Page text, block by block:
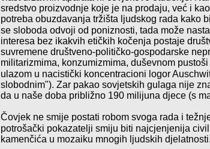
sredstvo proizvodnje koje je na prodaju, već i
potreba obuzdavanja tržišta ljudskog rada kako
se sloboda odvoji od poniznosti, tada može
interesa bez ikakvih etičkih kočenja postaje
suvremene društveno-političko-gospodarske
militarizmima, konzumizmima, duševnom
ulazom u nacistički koncentracioni logor
slobodnim"). Zar pakao sovjetskih gulaga nije
da u naše doba približno 190 milijuna djece (s
Čovjek ne smije postati robom svoga rada i
potrošački pokazatelji smiju biti najcjenjenija
kamenčića u mozaiku mnogih ljudskih djelatnosti.